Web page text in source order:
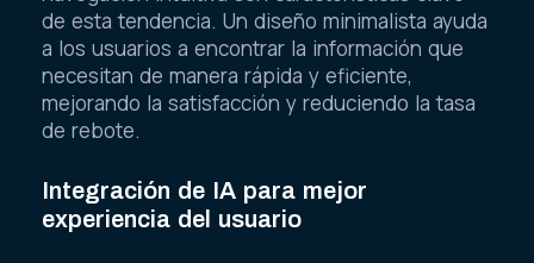
de esta tendencia. Un diseño minimalista ayuda
a los usuarios a encontrar la información que
necesitan de manera rápida y eficiente,
mejorando la satisfacción y reduciendo la tasa
de rebote.
Integración de IA para mejor
experiencia del usuario